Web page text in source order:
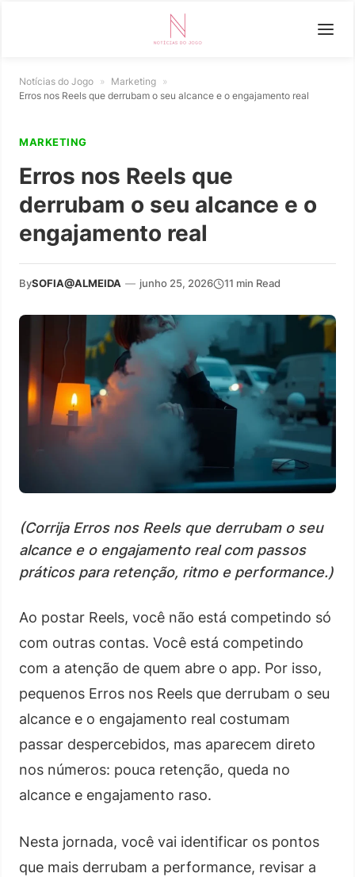
Notícias do Jogo » Marketing »
Erros nos Reels que derrubam o seu alcance e o engajamento real
MARKETING
Erros nos Reels que
derrubam o seu alcance e o
engajamento real
BySOFIA@ALMEIDA — junho 25, 2026 11 min Read
(Corrija Erros nos Reels que derrubam o seu
alcance e o engajamento real com passos
práticos para retenção, ritmo e performance.)
Ao postar Reels, você não está competindo só
com outras contas. Você está competindo
com a atenção de quem abre o app. Por isso,
pequenos Erros nos Reels que derrubam o seu
alcance e o engajamento real costumam
passar despercebidos, mas aparecem direto
nos números: pouca retenção, queda no
alcance e engajamento raso.
Nesta jornada, você vai identificar os pontos
que mais derrubam a performance, revisar a